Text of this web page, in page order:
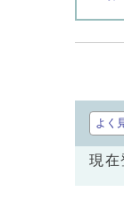
よく
現在